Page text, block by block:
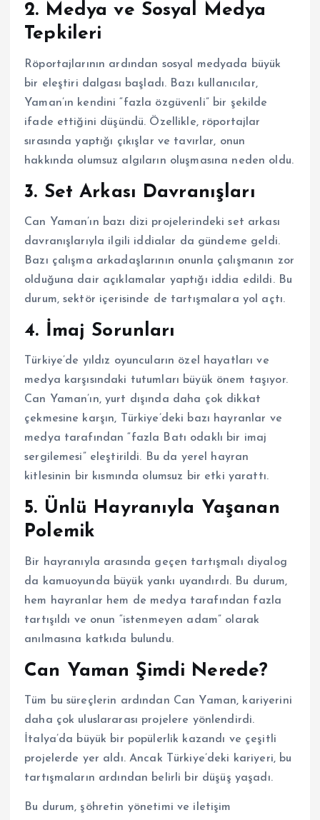
2. Medya ve Sosyal Medya
Tepkileri
Röportajlarının ardından sosyal medyada büyük
bir eleştiri dalgası başladı. Bazı kullanıcılar,
Yaman’ın kendini “fazla özgüvenli” bir şekilde
ifade ettiğini düşündü. Özellikle, röportajlar
sırasında yaptığı çıkışlar ve tavırlar, onun
hakkında olumsuz algıların oluşmasına neden oldu.
3. Set Arkası Davranışları
Can Yaman’ın bazı dizi projelerindeki set arkası
davranışlarıyla ilgili iddialar da gündeme geldi.
Bazı çalışma arkadaşlarının onunla çalışmanın zor
olduğuna dair açıklamalar yaptığı iddia edildi. Bu
durum, sektör içerisinde de tartışmalara yol açtı.
4. İmaj Sorunları
Türkiye’de yıldız oyuncuların özel hayatları ve
medya karşısındaki tutumları büyük önem taşıyor.
Can Yaman’ın, yurt dışında daha çok dikkat
çekmesine karşın, Türkiye’deki bazı hayranlar ve
medya tarafından “fazla Batı odaklı bir imaj
sergilemesi” eleştirildi. Bu da yerel hayran
kitlesinin bir kısmında olumsuz bir etki yarattı.
5. Ünlü Hayranıyla Yaşanan
Polemik
Bir hayranıyla arasında geçen tartışmalı diyalog
da kamuoyunda büyük yankı uyandırdı. Bu durum,
hem hayranlar hem de medya tarafından fazla
tartışıldı ve onun “istenmeyen adam” olarak
anılmasına katkıda bulundu.
Can Yaman Şimdi Nerede?
Tüm bu süreçlerin ardından Can Yaman, kariyerini
daha çok uluslararası projelere yönlendirdi.
İtalya’da büyük bir popülerlik kazandı ve çeşitli
projelerde yer aldı. Ancak Türkiye’deki kariyeri, bu
tartışmaların ardından belirli bir düşüş yaşadı.
Bu durum, şöhretin yönetimi ve iletişim